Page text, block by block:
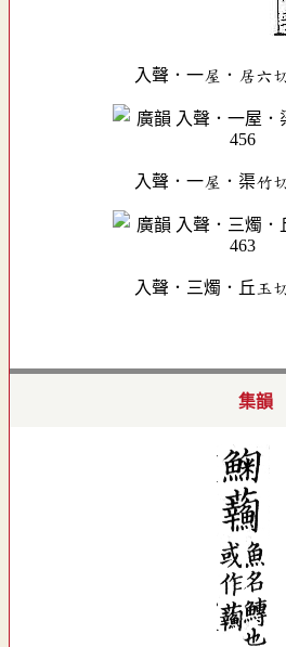
入聲．一屋．居六
入聲．一屋．渠竹
入聲．三燭．丘玉
集韻